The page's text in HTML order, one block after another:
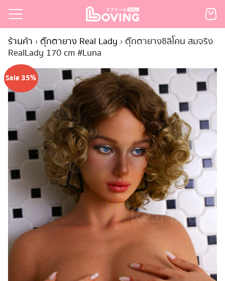
Skip
content
ก
ามแบรนด์
สั่งซื้อ
ค้า
for:
ร้านค้า › ตุ๊กตายาง Real Lady › ตุ๊กตายางซิลิโคน สมจริง
RealLady 170 cm #Luna
Sale 35%